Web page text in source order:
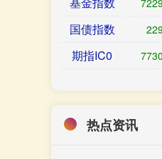
国债指数
期指IC0
热点资讯